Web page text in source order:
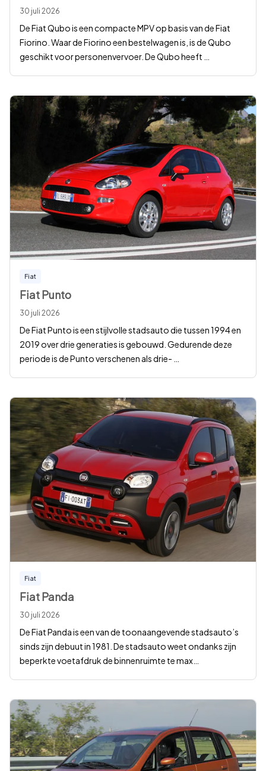
30 juli 2026
De Fiat Qubo is een compacte MPV op basis van de Fiat
Fiorino. Waar de Fiorino een bestelwagen is, is de Qubo
geschikt voor personenvervoer. De Qubo heeft
Fiat
Fiat Punto
30 juli 2026
De Fiat Punto is een stijlvolle stadsauto die tussen 1994 en
2019 over drie generaties is gebouwd. Gedurende deze
periode is de Punto verschenen als drie-
Fiat
Fiat Panda
30 juli 2026
De Fiat Panda is een van de toonaangevende stadsauto’s
sinds zijn debuut in 1981. De stadsauto weet ondanks zijn
beperkte voetafdruk de binnenruimte te max